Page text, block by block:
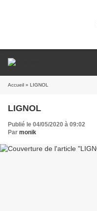
Accueil » LIGNOL
LIGNOL
Publié le 04/05/2020 à 09:02
Par monik